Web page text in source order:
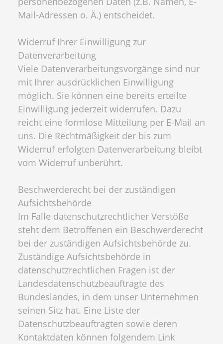
Mail-Adressen o. Ä.) entscheidet.
Widerruf Ihrer Einwilligung zur
Datenverarbeitung
Viele Datenverarbeitungsvorgänge sind nur
mit Ihrer ausdrücklichen Einwilligung
möglich. Sie können eine bereits erteilte
Einwilligung jederzeit widerrufen. Dazu
reicht eine formlose Mitteilung per E-Mail an
uns. Die Rechtmäßigkeit der bis zum
Widerruf erfolgten Datenverarbeitung bleibt
vom Widerruf unberührt.
Beschwerderecht bei der zuständigen
Aufsichtsbehörde
Im Falle datenschutzrechtlicher Verstöße
steht dem Betroffenen ein Beschwerderecht
bei der zuständigen Aufsichtsbehörde zu.
Zuständige Aufsichtsbehörde in
datenschutzrechtlichen Fragen ist der
Landesdatenschutzbeauftragte des
Bundeslandes, in dem unser Unternehmen
seinen Sitz hat. Eine Liste der
Datenschutzbeauftragten sowie deren
Kontaktdaten können folgendem Link